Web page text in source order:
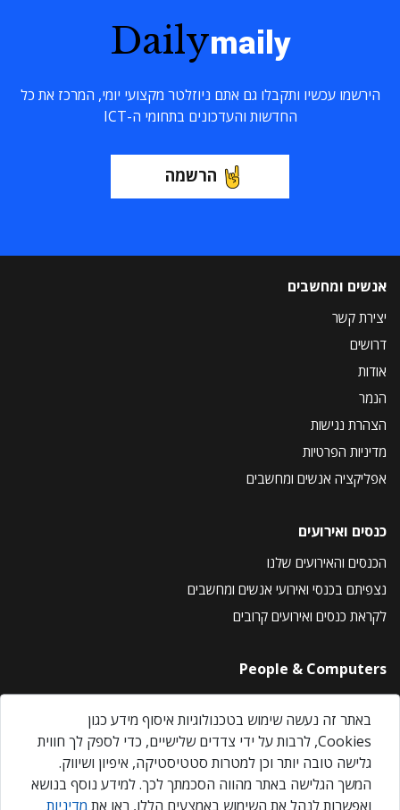
Dailymaily
הירשמו עכשיו ותקבלו גם אתם ניוזלטר מקצועי יומי, המרכז את כל
החדשות והעדכונים בתחומי ה-ICT
הרשמה
אנשים ומחשבים
יצירת קשר
דרושים
אודות
הנמר
הצהרת נגישות
מדיניות הפרטיות
אפליקציה אנשים ומחשבים
כנסים ואירועים
הכנסים והאירועים שלנו
נצפיתם בכנסי ואירועי אנשים ומחשבים
לקראת כנסים ואירועים קרובים
People & Computers
About Us
Privacy Policy
Contact Us
Our Events
באתר זה נעשה שימוש בטכנולוגיות איסוף מידע כגון
Cookies, לרבות על ידי צדדים שלישיים, כדי לספק לך חווית
גלישה טובה יותר וכן למטרות סטטיסטיקה, איפיון ושיווק.
המשך הגלישה באתר מהווה הסכמתך לכך. למידע נוסף בנושא
ואפשרות לנהל את השימוש באמצעים הללו, ראו את מדיניות